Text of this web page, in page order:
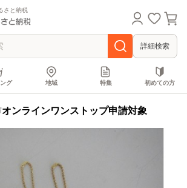
さと納税
詳細検索
グ 地域 特集 初めての方
オンラインワンストップ申請対象